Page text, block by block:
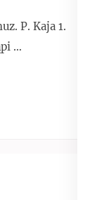
P. Kaja 1.
…